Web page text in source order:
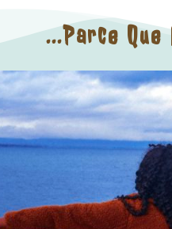
...parce